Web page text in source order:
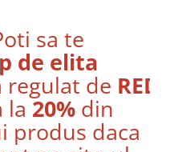
sa te
de elita
regulat de
la20% din
produs daca